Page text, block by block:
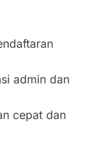
admin dan
cepat dan